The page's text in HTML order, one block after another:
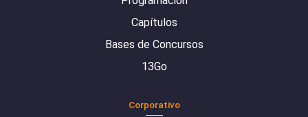
Capítulos
Bases de Concursos
13Go
Corporativo